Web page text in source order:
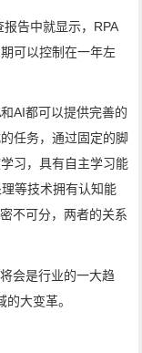
告中就显示，RPA
可以控制在一年左
AI都可以提供完善的
任务，通过固定的脚
习，具有自主学习能
等技术拥有认知能
不可分，两者的关系
会是行业的一大趋
大变革。